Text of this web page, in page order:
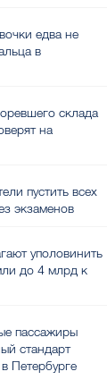
едва не
в
склада
на
пустить всех
экзаменов
уполовинить
до 4 млрд к
пассажиры
стандарт
Петербурге